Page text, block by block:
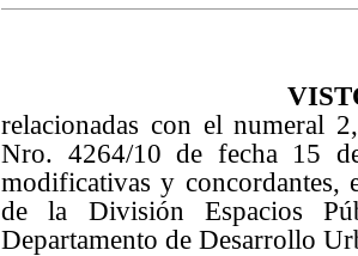
relacionadas con el numeral
Nro. 4264/10 de fecha 15
modificativas y concordantes,
de la División Espacios
Departamento de Desarrollo